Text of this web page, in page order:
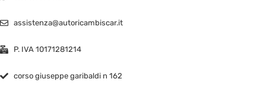
assistenza@autoricambiscar.it
P. IVA 10171281214
corso giuseppe garibaldi n 162